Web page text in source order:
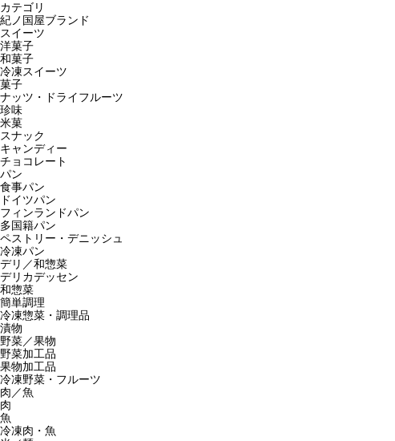
カテゴリ
紀ノ国屋ブランド
スイーツ
洋菓子
和菓子
冷凍スイーツ
菓子
ナッツ・ドライフルーツ
珍味
米菓
スナック
キャンディー
チョコレート
パン
食事パン
ドイツパン
フィンランドパン
多国籍パン
ペストリー・デニッシュ
冷凍パン
デリ／和惣菜
デリカデッセン
和惣菜
簡単調理
冷凍惣菜・調理品
漬物
野菜／果物
野菜加工品
果物加工品
冷凍野菜・フルーツ
肉／魚
肉
魚
冷凍肉・魚